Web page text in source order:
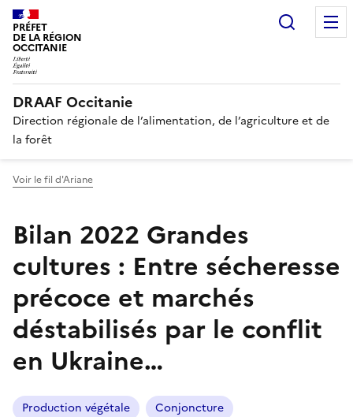
PRÉFET
DE LA RÉGION
OCCITANIE
DRAAF Occitanie
Direction régionale de l’alimentation, de l’agriculture et de
la forêt
Voir le fil d'Ariane
Bilan 2022 Grandes
cultures : Entre sécheresse
précoce et marchés
déstabilisés par le conflit
en Ukraine…
Production végétale Conjoncture